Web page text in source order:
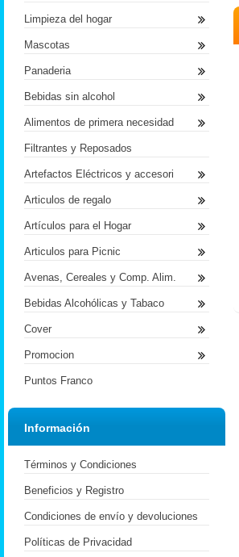
Limpieza del hogar
Mascotas
Panaderia
Bebidas sin alcohol
Alimentos de primera necesidad
Filtrantes y Reposados
Artefactos Eléctricos y accesori
Articulos de regalo
Artículos para el Hogar
Articulos para Picnic
Avenas, Cereales y Comp. Alim.
Bebidas Alcohólicas y Tabaco
Cover
Promocion
Puntos Franco
Información
Términos y Condiciones
Beneficios y Registro
Condiciones de envío y devoluciones
Políticas de Privacidad